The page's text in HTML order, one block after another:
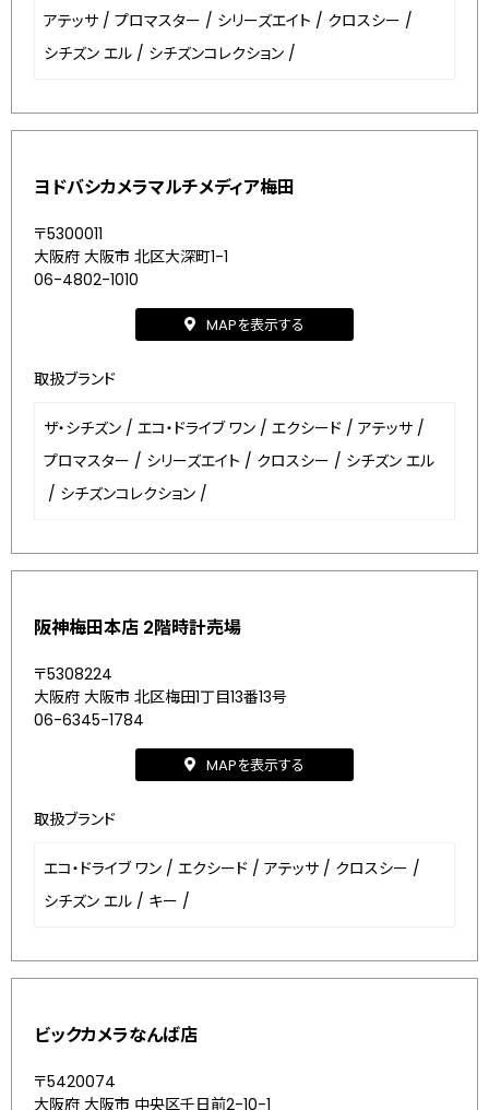
アテッサ / プロマスター / シリーズエイト / クロスシー /
シチズン エル / シチズンコレクション /
ヨドバシカメラマルチメディア梅田
〒5300011
大阪府 大阪市 北区大深町1-1
06-4802-1010
MAPを表示する
取扱ブランド
ザ・シチズン / エコ・ドライブ ワン / エクシード / アテッサ /
プロマスター / シリーズエイト / クロスシー / シチズン エル
/ シチズンコレクション /
阪神梅田本店 2階時計売場
〒5308224
大阪府 大阪市 北区梅田1丁目13番13号
06-6345-1784
MAPを表示する
取扱ブランド
エコ・ドライブ ワン / エクシード / アテッサ / クロスシー /
シチズン エル / キー /
ビックカメラなんば店
〒5420074
大阪府 大阪市 中央区千日前2-10-1